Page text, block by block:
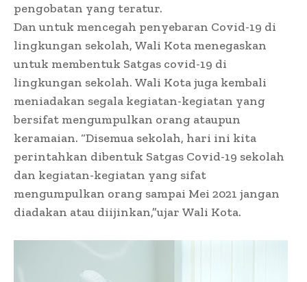
pengobatan yang teratur.
Dan untuk mencegah penyebaran Covid-19 di
lingkungan sekolah, Wali Kota menegaskan
untuk membentuk Satgas covid-19 di
lingkungan sekolah. Wali Kota juga kembali
meniadakan segala kegiatan-kegiatan yang
bersifat mengumpulkan orang ataupun
keramaian. “Disemua sekolah, hari ini kita
perintahkan dibentuk Satgas Covid-19 sekolah
dan kegiatan-kegiatan yang sifat
mengumpulkan orang sampai Mei 2021 jangan
diadakan atau diijinkan,”ujar Wali Kota.